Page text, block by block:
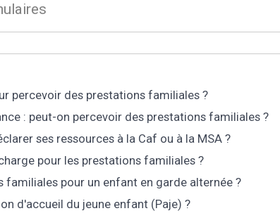
percevoir des prestations familiales ?
: peut-on percevoir des prestations familiales ?
ses ressources à la Caf ou à la MSA ?
pour les prestations familiales ?
familiales pour un enfant en garde alternée ?
d'accueil du jeune enfant (Paje) ?